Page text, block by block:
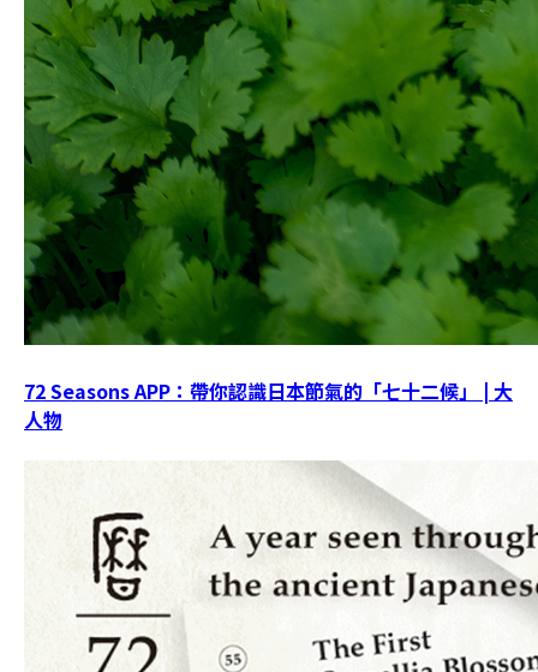
72 Seasons APP：帶你認識日本節氣的「七十二候」 | 大
人物